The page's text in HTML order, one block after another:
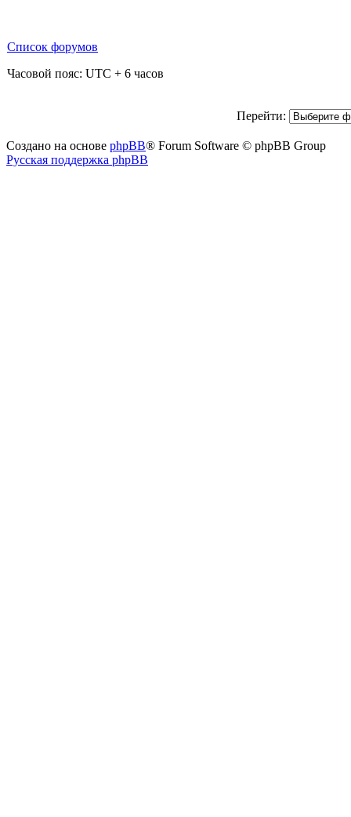
Список форумов
Часовой пояс: UTC + 6 часов
Перейти:
Создано на основе phpBB® Forum Software © phpBB Group
Русская поддержка phpBB